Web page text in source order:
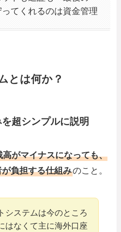
てくれるのは資金管理
とは何か？
超シンプルに説明
高がマイナスになっても、
負担する仕組みのこと。
システムは今のところ
はなくて主に海外口座